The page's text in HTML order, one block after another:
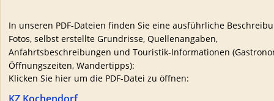
In unseren PDF-Dateien finden Sie eine ausführliche
Fotos, selbst erstellte Grundrisse, Quellenangaben,
Anfahrtsbeschreibungen und Touristik-Informationen
Öffnungszeiten, Wandertipps):
Klicken Sie hier um die PDF-Datei zu öffnen: